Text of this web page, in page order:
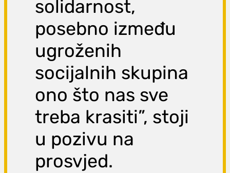
solidarnost,
posebno između
ugroženih
socijalnih skupina
ono što nas sve
treba krasiti”, stoji
u pozivu na
prosvjed.